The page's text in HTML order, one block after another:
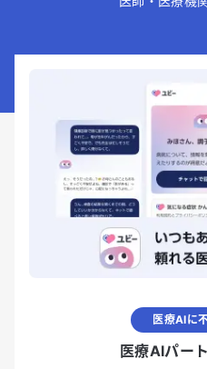
医療AIに
医療AIパー